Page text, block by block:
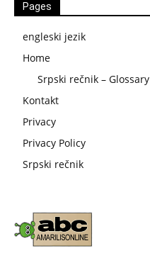
Pages
engleski jezik
Home
Srpski rečnik – Glossary
Kontakt
Privacy
Privacy Policy
Srpski rečnik